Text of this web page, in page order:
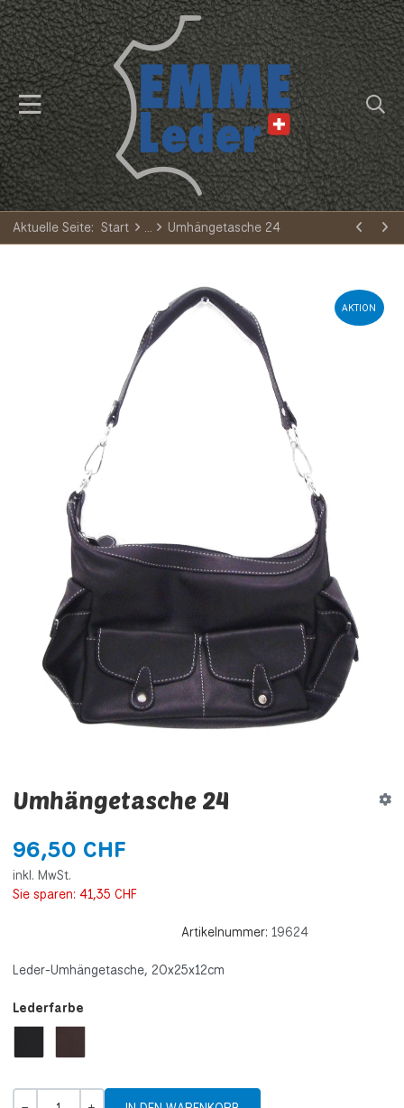
Aktuelle Seite: Start Umhängetasche 24
AKTION
Umhängetasche 24
96,50 CHF
inkl. MwSt.
Sie sparen: 41,35 CHF
Artikelnummer: 19624
Leder-Umhängetasche, 20x25x12cm
Lederfarbe